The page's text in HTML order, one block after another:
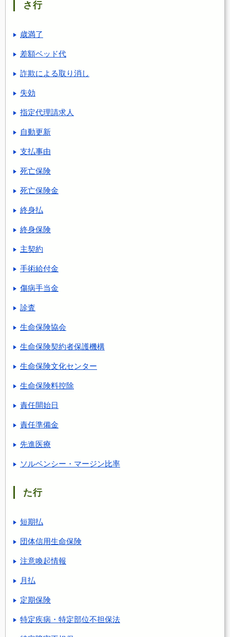
さ行
歳満了
差額ベッド代
詐欺による取り消し
失効
指定代理請求人
自動更新
支払事由
死亡保険
死亡保険金
終身払
終身保険
主契約
手術給付金
傷病手当金
診査
生命保険協会
生命保険契約者保護機構
生命保険文化センター
生命保険料控除
責任開始日
責任準備金
先進医療
ソルベンシー・マージン比率
た行
短期払
団体信用生命保険
注意喚起情報
月払
定期保険
特定疾病・特定部位不担保法